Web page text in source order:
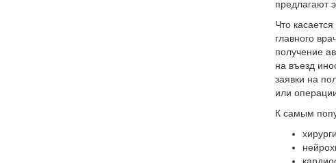
предлагают
Что
главного
получение
на въезд
заявки на
или
К самым